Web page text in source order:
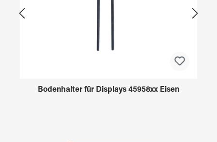
Bodenhalter für Displays 45958xx Eisen